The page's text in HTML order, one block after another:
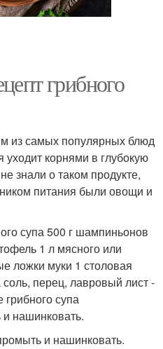
грибного
из самых популярных блюд
уходит корнями в глубокую
знали о таком продукте,
питания были овощи и
супа 500 г шампиньонов
1 л мясного или
ложки муки 1 столовая
перец, лавровый лист -
супа
нашинковать.
и нашинковать.